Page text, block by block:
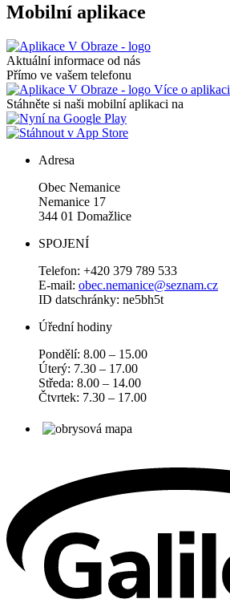
Mobilní aplikace
Aktuální informace od nás
Přímo ve vašem telefonu
Více o aplikaci
Stáhněte si naši mobilní aplikaci na
Adresa
Obec Nemanice
Nemanice 17
344 01 Domažlice
SPOJENÍ
Telefon: +420 379 789 533
E-mail: obec.nemanice@seznam.cz
ID datschránky: ne5bh5t
Úřední hodiny
Pondělí: 8.00 – 15.00
Úterý: 7.30 – 17.00
Středa: 8.00 – 14.00
Čtvrtek: 7.30 – 17.00